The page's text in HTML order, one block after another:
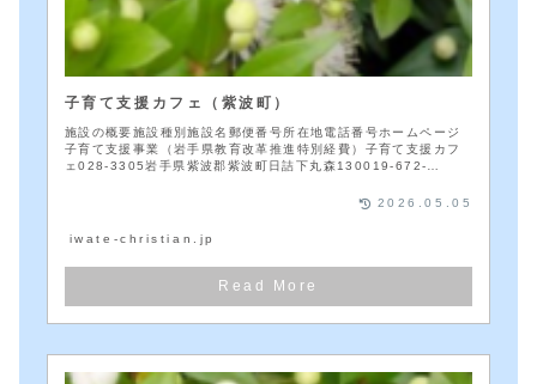
子育て支援カフェ（紫波町）
施設の概要施設種別施設名郵便番号所在地電話番号ホームページ
子育て支援事業（岩手県教育改革推進特別経費）子育て支援カフ
ェ028-3305岩手県紫波郡紫波町日詰下丸森130019-672-
iwate-christian.jp
2026.05.05